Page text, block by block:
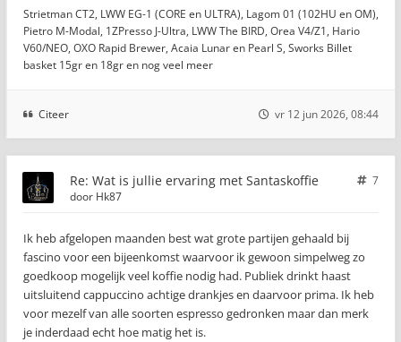
Strietman CT2, LWW EG-1 (CORE en ULTRA), Lagom 01 (102HU en OM),
Pietro M-Modal, 1ZPresso J-Ultra, LWW The BIRD, Orea V4/Z1, Hario
V60/NEO, OXO Rapid Brewer, Acaia Lunar en Pearl S, Sworks Billet
basket 15gr en 18gr en nog veel meer
Citeer vr 12 jun 2026, 08:44
Re: Wat is jullie ervaring met Santaskoffie
7
door Hk87
Ik heb afgelopen maanden best wat grote partijen gehaald bij
fascino voor een bijeenkomst waarvoor ik gewoon simpelweg zo
goedkoop mogelijk veel koffie nodig had. Publiek drinkt haast
uitsluitend cappuccino achtige drankjes en daarvoor prima. Ik heb
voor mezelf van alle soorten espresso gedronken maar dan merk
je inderdaad echt hoe matig het is.